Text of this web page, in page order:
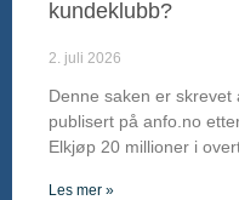
kundeklubb?
2. juli 2026
Denne saken er
publisert på anfo.no
Elkjøp 20 millioner i
Les mer »